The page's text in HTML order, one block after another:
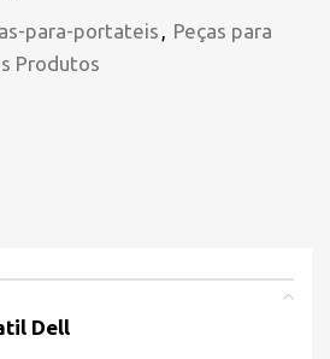
para-portateis , Peças para
Produtos
Dell